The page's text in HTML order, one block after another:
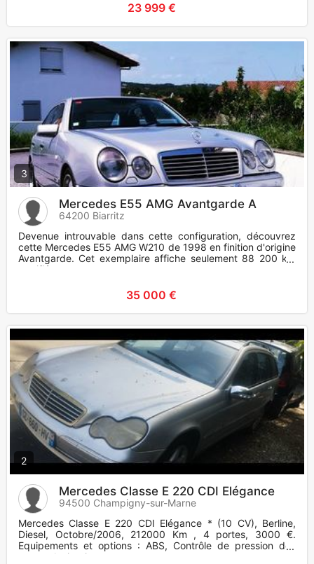
23 999 €
3
Mercedes E55 AMG Avantgarde A
64200 Biarritz
Devenue introuvable dans cette configuration, découvrez
cette Mercedes E55 AMG W210 de 1998 en finition d'origine
Avantgarde. Cet exemplaire affiche seulement 88 200 km
certifiés
35 000 €
2
Mercedes Classe E 220 CDI Elégance
94500 Champigny-sur-Marne
Mercedes Classe E 220 CDI Elégance * (10 CV), Berline,
Diesel, Octobre/2006, 212000 Km , 4 portes, 3000 €.
Equipements et options : ABS, Contrôle de pression des
pneus, Antipatina